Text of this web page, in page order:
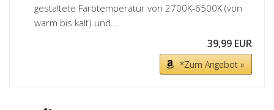
gestaltete Farbtemperatur von 2700K-6500K (von
warm bis kalt) und...
39,99 EUR
*Zum Angebot »